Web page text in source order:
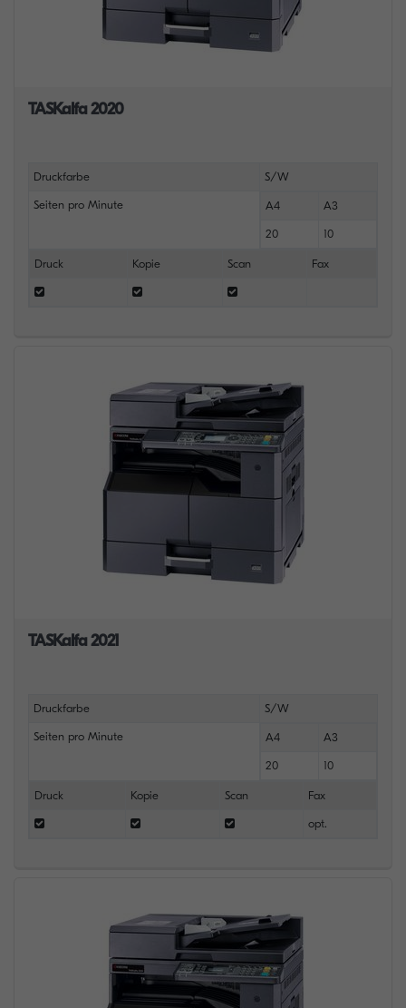
TASKalfa 2020
Druckfarbe S/W
Seiten pro Minute A4 A3
20 10
Druck Kopie Scan Fax
TASKalfa 2021
Druckfarbe S/W
Seiten pro Minute A4 A3
20 10
Druck Kopie Scan Fax
opt.